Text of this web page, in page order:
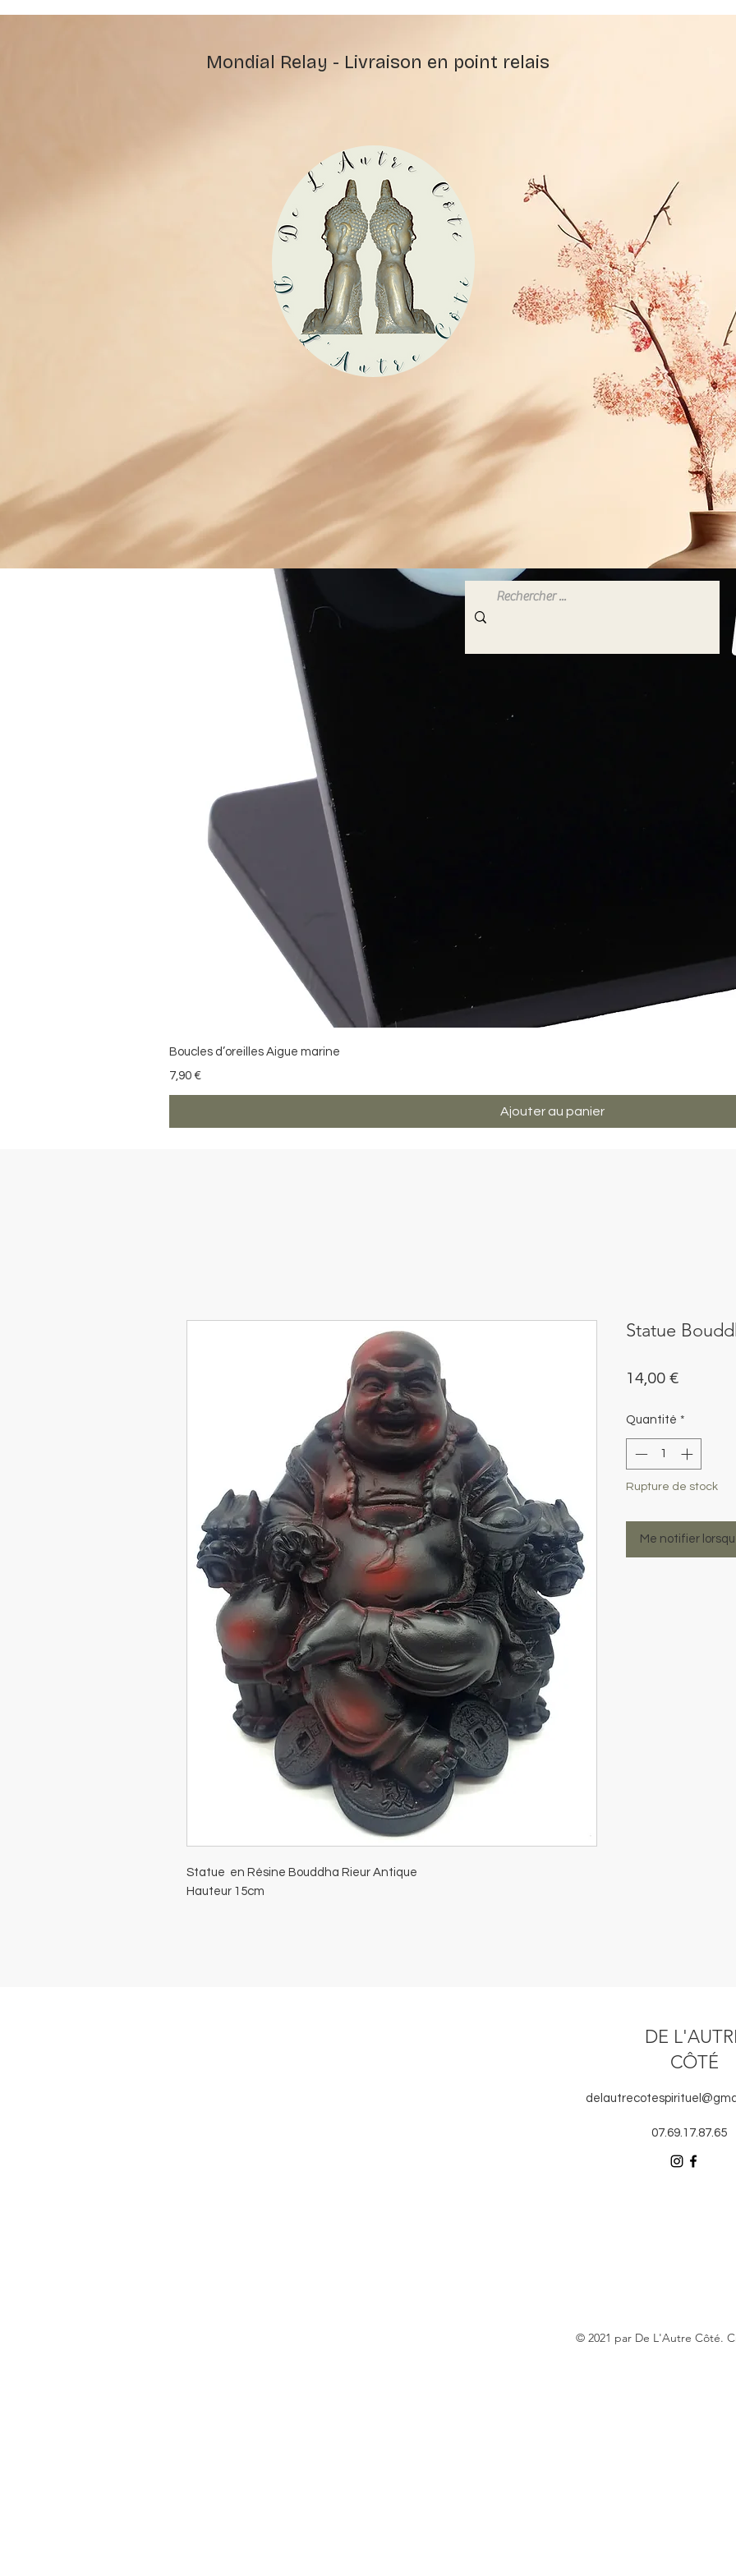
Mondial Relay - Livraison en point relais
Boucles d’oreilles Aigue marine
Prix
7,90 €
Ajouter au panier
Statue en Résine Bouddha Rieur Antique
Hauteur 15cm
Statue
14,00 €Prix
Quantité *
Rupture de stock
Me notifier
DE
CÔTÉ
07.69.17.87.65
© 2021 par De L'Autre Côté.